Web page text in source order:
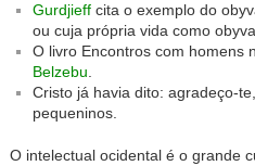
Gurdjieff cita o exemplo do
ou cuja própria vida como
O livro Encontros com homens
Belzebu.
Cristo já havia dito: agradeço-
pequeninos.
O intelectual ocidental é o grande